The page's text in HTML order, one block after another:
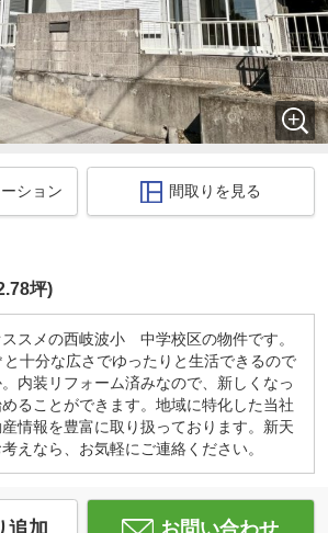
ション 間取りを見る
坪)
スメの西岐波小 中学校区の物件です。
十分な広さでゆったりと生活できるので
内装リフォーム済みなので、新しくなっ
ることができます。地域に特化した当社
情報を豊富に取り扱っております。新天
えなら、お気軽にご連絡ください。